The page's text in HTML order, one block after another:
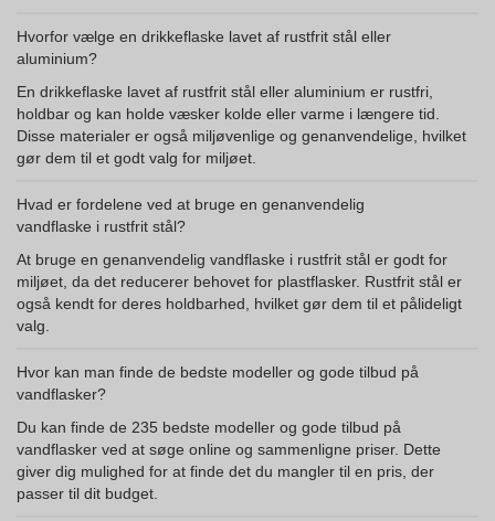
Hvorfor vælge en drikkeflaske lavet af rustfrit stål eller
aluminium?
En drikkeflaske lavet af rustfrit stål eller aluminium er rustfri,
holdbar og kan holde væsker kolde eller varme i længere tid.
Disse materialer er også miljøvenlige og genanvendelige, hvilket
gør dem til et godt valg for miljøet.
Hvad er fordelene ved at bruge en genanvendelig
vandflaske i rustfrit stål?
At bruge en genanvendelig vandflaske i rustfrit stål er godt for
miljøet, da det reducerer behovet for plastflasker. Rustfrit stål er
også kendt for deres holdbarhed, hvilket gør dem til et pålideligt
valg.
Hvor kan man finde de bedste modeller og gode tilbud på
vandflasker?
Du kan finde de 235 bedste modeller og gode tilbud på
vandflasker ved at søge online og sammenligne priser. Dette
giver dig mulighed for at finde det du mangler til en pris, der
passer til dit budget.